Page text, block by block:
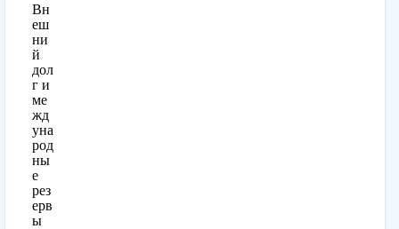
Вн
еш
ни
й
дол
г и
ме
жд
уна
род
ны
е
рез
ерв
ы